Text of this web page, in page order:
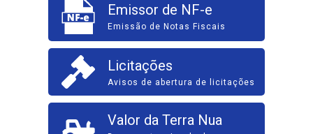
Emissor de NF-e
Emissão de Notas Fiscais
Licitações
Avisos de abertura de licitações
Valor da Terra Nua